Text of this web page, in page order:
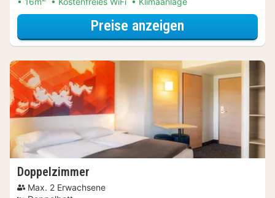
Preise anzeigen
Doppelzimmer
Max. 2 Erwachsene